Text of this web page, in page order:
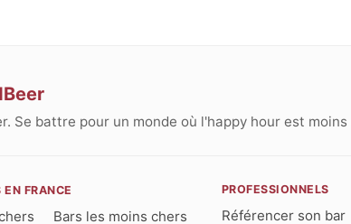
Se battre pour un monde où l'happy hour est moins
EN FRANCE
Bars les moins chers
PROFESSIONNELS
Référencer son bar